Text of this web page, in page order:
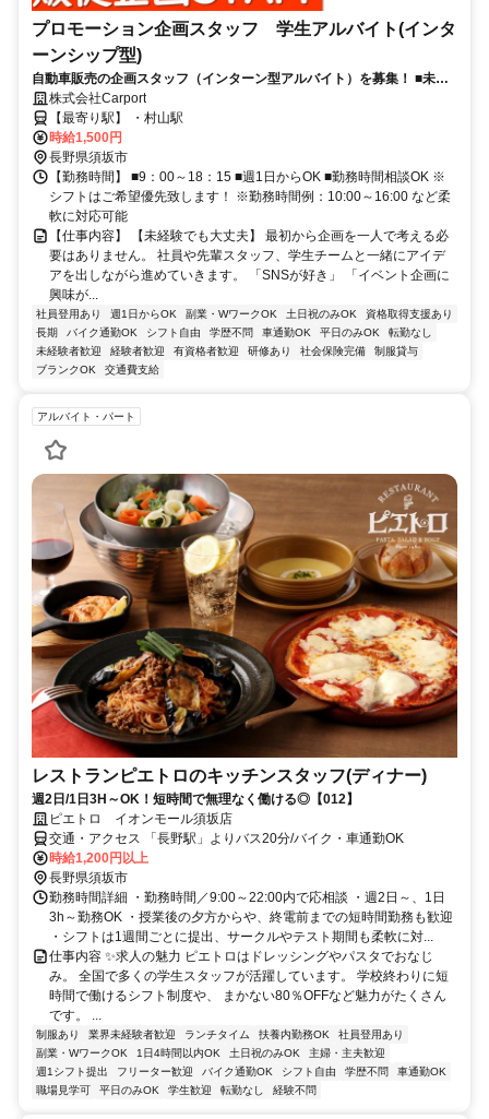
プロモーション企画スタッフ 学生アルバイト(インタ
ーンシップ型)
自動車販売の企画スタッフ（インターン型アルバイト）を募集！ ■未経
験OK！アイデアとやる気を重視！■大学1〜2年生の方歓迎（学年に応じ
た経験を積めます）
株式会社Carport
【最寄り駅】 ・村山駅
時給1,500円
長野県須坂市
【勤務時間】 ■9：00～18：15 ■週1日からOK ■勤務時間相談OK ※
シフトはご希望優先致します！ ※勤務時間例：10:00～16:00 など柔
軟に対応可能
【仕事内容】 【未経験でも大丈夫】 最初から企画を一人で考える必
要はありません。 社員や先輩スタッフ、学生チームと一緒にアイデ
アを出しながら進めていきます。 「SNSが好き」 「イベント企画に
興味が...
社員登用あり 週1日からOK 副業・WワークOK 土日祝のみOK
資格取得支援あり
長期
バイク通勤OK シフト自由 学歴不問 車通勤OK 平日のみOK
転勤なし
未経験者歓迎
経験者歓迎 有資格者歓迎 研修あり 社会保険完備
制服貸与
ブランクOK
交通費支給
アルバイト・パート
レストランピエトロのキッチンスタッフ(ディナー)
週2日/1日3H～OK！短時間で無理なく働ける◎【012】
ピエトロ イオンモール須坂店
交通・アクセス 「長野駅」よりバス20分/バイク・車通勤OK
時給1,200円以上
長野県須坂市
勤務時間詳細 ・勤務時間／9:00～22:00内で応相談 ・週2日～、1日
3h～勤務OK ・授業後の夕方からや、終電前までの短時間勤務も歓迎
・シフトは1週間ごとに提出、サークルやテスト期間も柔軟に対...
仕事内容 ✨求人の魅力 ピエトロはドレッシングやパスタでおなじ
み。 全国で多くの学生スタッフが活躍しています。 学校終わりに短
時間で働けるシフト制度や、 まかない80％OFFなど魅力がたくさん
です。 ...
制服あり 業界未経験者歓迎 ランチタイム 扶養内勤務OK
社員登用あり
副業・WワークOK
1日4時間以内OK 土日祝のみOK
主婦・主夫歓迎
週1シフト提出
フリーター歓迎 バイク通勤OK シフト自由 学歴不問
車通勤OK
職場見学可
平日のみOK 学生歓迎 転勤なし 経験不問